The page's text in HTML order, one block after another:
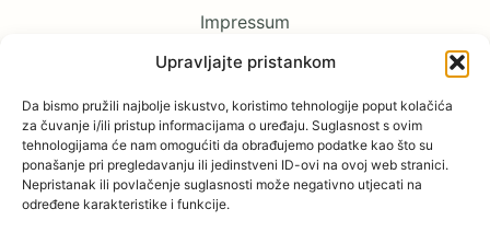
Upravljajte pristankom
Da bismo pružili najbolje iskustvo, koristimo tehnologije poput kolačića
za čuvanje i/ili pristup informacijama o uređaju. Suglasnost s ovim
tehnologijama će nam omogućiti da obrađujemo podatke kao što su
ponašanje pri pregledavanju ili jedinstveni ID-ovi na ovoj web stranici.
Nepristanak ili povlačenje suglasnosti može negativno utjecati na
određene karakteristike i funkcije.
Impressum
Pratite nas
Facebook
YouTube